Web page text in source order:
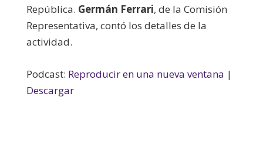
República. Germán Ferrari, de la Comisión
Representativa, contó los detalles de la
actividad.
Podcast: Reproducir en una nueva ventana |
Descargar